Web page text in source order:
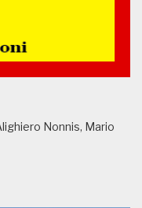
Nonnis, Mario